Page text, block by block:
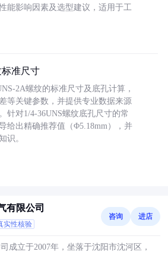
能影响因素及选型建议，适用于工
标准尺寸
2A螺纹的标准尺寸及底孔计算，
等关键参数，并提供专业数据来源
针对1/4-36UNS螺纹底孔尺寸的常
给出精确推荐值（Φ5.18mm），并
识。
有限公司
实性核验
咨询 进店
成立于2007年，坐落于沈阳市沈河区，